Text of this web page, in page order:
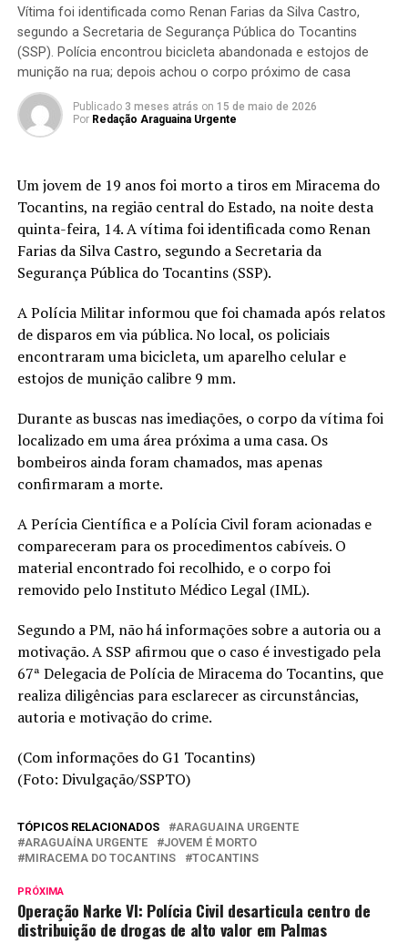
Vítima foi identificada como Renan Farias da Silva Castro,
segundo a Secretaria de Segurança Pública do Tocantins
(SSP). Polícia encontrou bicicleta abandonada e estojos de
munição na rua; depois achou o corpo próximo de casa
Publicado 3 meses atrás on 15 de maio de 2026
Por Redação Araguaina Urgente
Um jovem de 19 anos foi morto a tiros em Miracema do
Tocantins, na região central do Estado, na noite desta
quinta-feira, 14. A vítima foi identificada como Renan
Farias da Silva Castro, segundo a Secretaria da
Segurança Pública do Tocantins (SSP).
A Polícia Militar informou que foi chamada após relatos
de disparos em via pública. No local, os policiais
encontraram uma bicicleta, um aparelho celular e
estojos de munição calibre 9 mm.
Durante as buscas nas imediações, o corpo da vítima foi
localizado em uma área próxima a uma casa. Os
bombeiros ainda foram chamados, mas apenas
confirmaram a morte.
A Perícia Científica e a Polícia Civil foram acionadas e
compareceram para os procedimentos cabíveis. O
material encontrado foi recolhido, e o corpo foi
removido pelo Instituto Médico Legal (IML).
Segundo a PM, não há informações sobre a autoria ou a
motivação. A SSP afirmou que o caso é investigado pela
67ª Delegacia de Polícia de Miracema do Tocantins, que
realiza diligências para esclarecer as circunstâncias,
autoria e motivação do crime.
(Com informações do G1 Tocantins)
(Foto: Divulgação/SSPTO)
TÓPICOS RELACIONADOS
ARAGUAINA URGENTE
ARAGUAÍNA URGENTE
JOVEM É MORTO
MIRACEMA DO TOCANTINS
TOCANTINS
PRÓXIMA
Operação Narke VI: Polícia Civil desarticula centro de
distribuição de drogas de alto valor em Palmas